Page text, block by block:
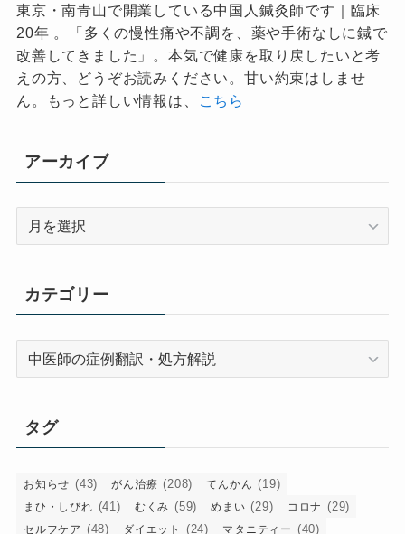
東京・南青山で開業している中国人鍼灸師です｜臨床
20年 。「多くの慢性痛や不調を、薬や手術なしに鍼で
改善してきました」。本気で健康を取り戻したいと考
えの方、どうぞお読みください。甘い約束はしませ
ん。もっと詳しい情報は、
こちら
アーカイブ
ブ
カテゴリー
ー
タグ
お知らせ (43) がん治療 (208) てんかん (19)
まひ・しびれ (41) むくみ (59) めまい (29) コロナ (29)
セルフケア (48) ダイエット (24) マタニティー (40)